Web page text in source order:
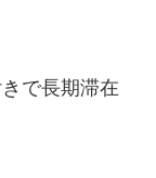
で長期滞在